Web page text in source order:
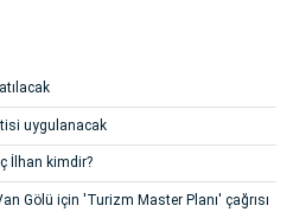
uygulanacak
İlhan kimdir?
Gölü için 'Turizm Master Planı' çağrısı